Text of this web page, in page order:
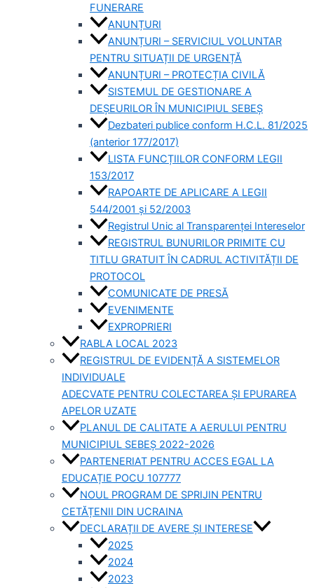
FUNERARE
ANUNȚURI
ANUNȚURI – SERVICIUL VOLUNTAR
PENTRU SITUAȚII DE URGENȚĂ
ANUNȚURI – PROTECȚIA CIVILĂ
SISTEMUL DE GESTIONARE A
DEȘEURILOR ÎN MUNICIPIUL SEBEȘ
Dezbateri publice conform H.C.L. 81/2025
(anterior 177/2017)
LISTA FUNCȚIILOR CONFORM LEGII
153/2017
RAPOARTE DE APLICARE A LEGII
544/2001 și 52/2003
Registrul Unic al Transparenței Intereselor
REGISTRUL BUNURILOR PRIMITE CU
TITLU GRATUIT ÎN CADRUL ACTIVITĂȚII DE
PROTOCOL
COMUNICATE DE PRESĂ
EVENIMENTE
EXPROPRIERI
RABLA LOCAL 2023
REGISTRUL DE EVIDENȚĂ A SISTEMELOR
INDIVIDUALE
ADECVATE PENTRU COLECTAREA ȘI EPURAREA
APELOR UZATE
PLANUL DE CALITATE A AERULUI PENTRU
MUNICIPIUL SEBEȘ 2022-2026
PARTENERIAT PENTRU ACCES EGAL LA
EDUCAȚIE POCU 107777
NOUL PROGRAM DE SPRIJIN PENTRU
CETĂȚENII DIN UCRAINA
DECLARAȚII DE AVERE ȘI INTERESE
2025
2024
2023